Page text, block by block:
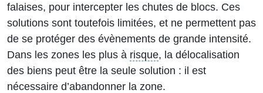
falaises, pour intercepter les chutes de blocs. Ces
solutions sont toutefois limitées, et ne permettent pas
de se protéger des évènements de grande intensité.
Dans les zones les plus à risque, la délocalisation
des biens peut être la seule solution : il est
nécessaire d’abandonner la zone.